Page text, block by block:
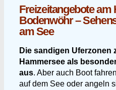
Freizeitangebote am
Bodenwöhr –
am See
Die sandigen Uferzonen
Hammersee als
aus. Aber auch Boot
auf dem See oder angeln